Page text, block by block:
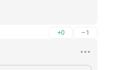
+0 –1